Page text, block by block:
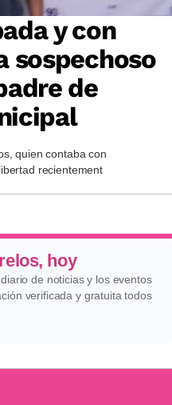
y con
sospechoso
de
quien contaba con
recientement
hoy
de noticias y los eventos
verificada y gratuita todos